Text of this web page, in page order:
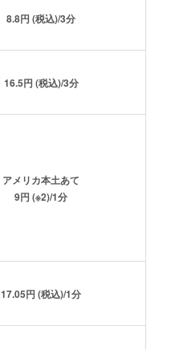
8.8円 (税込)/3分
16.5円 (税込)/3分
アメリカ本土あて
9円 (※2)/1分
17.05円 (税込)/1分